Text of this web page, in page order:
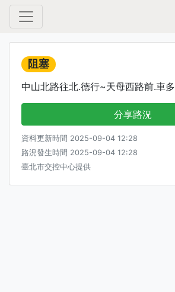
阻塞
中山北路往北.德行~天母西路前.車多
分享路況
資料更新時間 2025-09-04 12:28
路況發生時間 2025-09-04 12:28
臺北市交控中心提供